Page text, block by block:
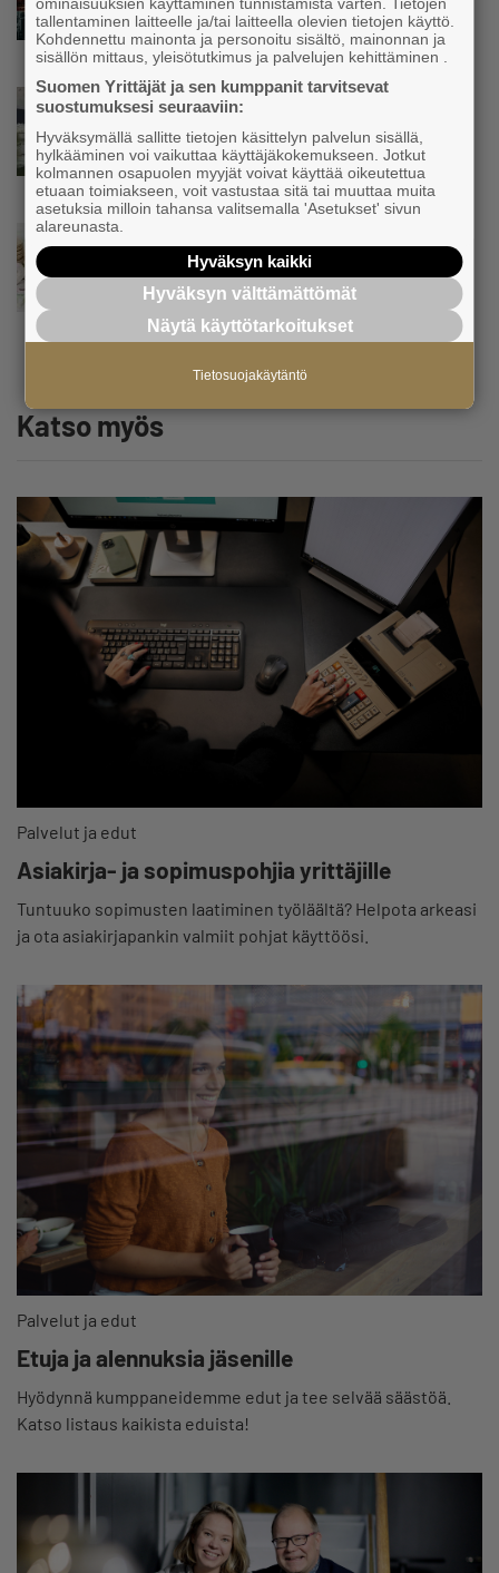
”Asiakkainani on eturivin muusikoita niin
Euroopasta kuin Yhdysvalloistakin”
Uutinen
suomalaisia vaivaa” – Yrittäjien
toimitusjohtaja hätkähti
sairauspoissaolotilastoa
Tämä erottaa suomalaiset pk-yritykset
euroalueesta ja Ruotsista −
”Säästäväisyydestä tehty hyve”
Katso myös
Palvelut ja edut
Asiakirja- ja sopimuspohjia yrittäjille
Tuntuuko sopimusten laatiminen työläältä? Helpota arkeasi
ja ota asiakirjapankin valmiit pohjat käyttöösi.
Palvelut ja edut
Etuja ja alennuksia jäsenille
Hyödynnä kumppaneidemme edut ja tee selvää säästöä.
Katso listaus kaikista eduista!
tallentaminen laitteelle ja/tai laitteella olevien tietojen käyttö.
Kohdennettu mainonta ja personoitu sisältö, mainonnan ja
sisällön mittaus, yleisötutkimus ja palvelujen kehittäminen .
Suomen Yrittäjät ja sen kumppanit tarvitsevat
suostumuksesi seuraaviin:
Hyväksymällä sallitte tietojen käsittelyn palvelun sisällä,
hylkääminen voi vaikuttaa käyttäjäkokemukseen. Jotkut
kolmannen osapuolen myyjät voivat käyttää oikeutettua
etuaan toimiakseen, voit vastustaa sitä tai muuttaa muita
asetuksia milloin tahansa valitsemalla 'Asetukset' sivun
alareunasta.
Hyväksyn kaikki
Hyväksyn välttämättömät
Näytä käyttötarkoitukset
Tietosuojakäytäntö